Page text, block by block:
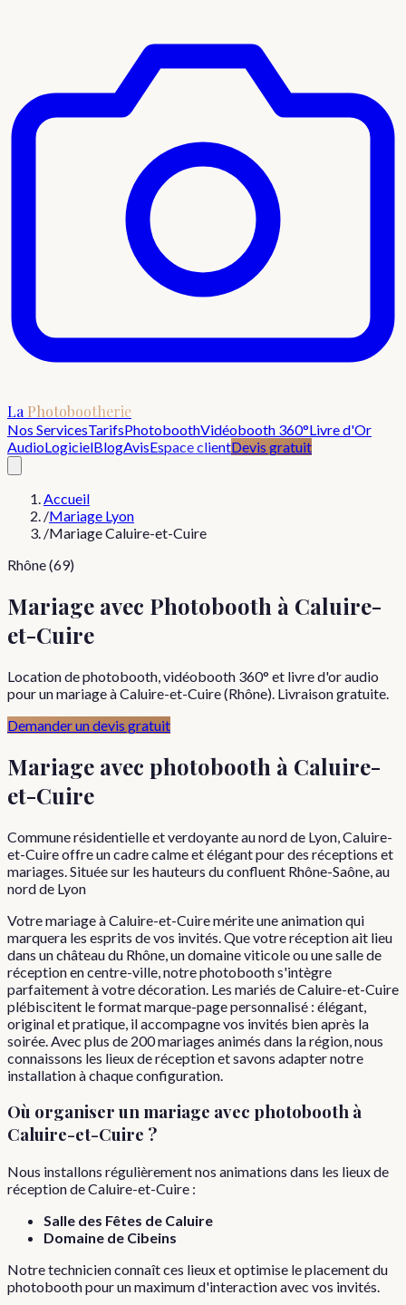
La Photobootherie
Nos ServicesTarifsPhotoboothVidéobooth 360°Livre d'Or
AudioLogicielBlogAvisEspace clientDevis gratuit
Accueil
/Mariage Lyon
/Mariage Caluire-et-Cuire
Rhône (69)
Mariage avec Photobooth à Caluire-
et-Cuire
Location de photobooth, vidéobooth 360° et livre d'or audio
pour un mariage à Caluire-et-Cuire (Rhône). Livraison gratuite.
Demander un devis gratuit
Mariage avec photobooth à Caluire-
et-Cuire
Commune résidentielle et verdoyante au nord de Lyon, Caluire-
et-Cuire offre un cadre calme et élégant pour des réceptions et
mariages. Située sur les hauteurs du confluent Rhône-Saône, au
nord de Lyon
Votre mariage à Caluire-et-Cuire mérite une animation qui
marquera les esprits de vos invités. Que votre réception ait lieu
dans un château du Rhône, un domaine viticole ou une salle de
réception en centre-ville, notre photobooth s'intègre
parfaitement à votre décoration. Les mariés de Caluire-et-Cuire
plébiscitent le format marque-page personnalisé : élégant,
original et pratique, il accompagne vos invités bien après la
soirée. Avec plus de 200 mariages animés dans la région, nous
connaissons les lieux de réception et savons adapter notre
installation à chaque configuration.
Où organiser un mariage avec photobooth à
Caluire-et-Cuire ?
Nous installons régulièrement nos animations dans les lieux de
réception deCaluire-et-Cuire :
Salle des Fêtes de Caluire
Domaine de Cibeins
Notre technicien connaît ces lieux et optimise le placement du
photobooth pour un maximum d'interaction avec vos invités.